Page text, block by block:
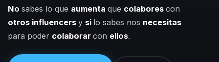
No sabes lo que aumenta que colabores con
otros influencers y si lo sabes nos necesitas
para poder colaborar con ellos.